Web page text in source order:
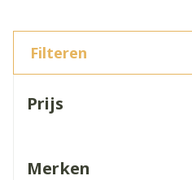
Filteren
Prijs
Merken